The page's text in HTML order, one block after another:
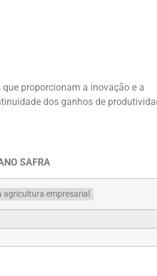
proporcionam a inovação e a
dos ganhos de
SAFRA